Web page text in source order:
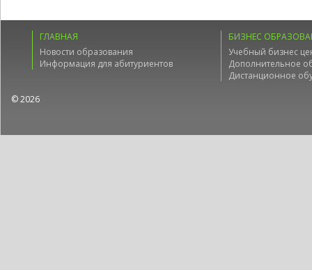
ГЛАВНАЯ
Новости образования
Информация для абитуриентов
БИЗНЕС
Учебный бизнес
Дополнительное
Дистанционное
© 2026